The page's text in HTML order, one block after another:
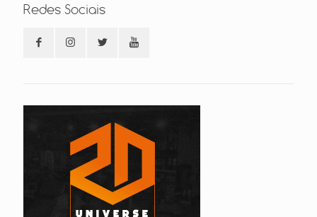
Redes Sociais